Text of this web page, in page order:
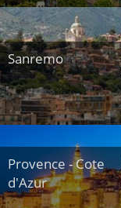
Sanremo
Provence - Cote
d'Azur